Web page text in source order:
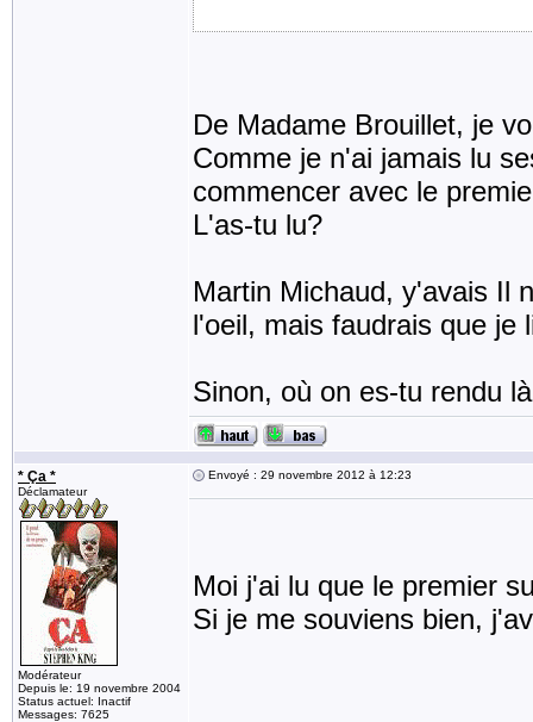
De Madame Brouillet, je
Comme je n'ai jamais lu
commencer avec le
L'as-tu lu?
Martin Michaud, y'avais Il
l'oeil, mais faudrais que je
Sinon, où on es-tu rendu
* Ça *
Déclamateur
Modérateur
Depuis le: 19 novembre 2004
Status actuel: Inactif
Messages: 7625
Envoyé : 29 novembre 2012 à 12:23
Moi j'ai lu que le premier
Si je me souviens bien,